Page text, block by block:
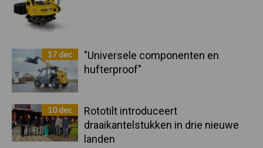
17 dec
"Universele componenten en
hufterproof"
10 dec
Rototilt introduceert
draaikantelstukken in drie nieuwe
landen